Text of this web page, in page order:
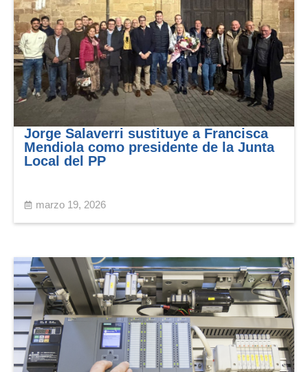
Jorge Salaverri sustituye a Francisca
Mendiola como presidente de la Junta
Local del PP
marzo 19, 2026